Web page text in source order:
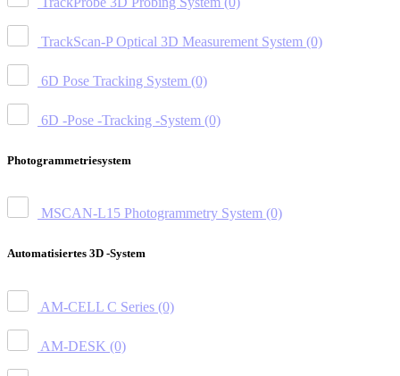
TrackScan-P Optical 3D Measurement System (0)
6D Pose Tracking System (0)
6D -Pose -Tracking -System (0)
Photogrammetriesystem
MSCAN-L15 Photogrammetry System (0)
Automatisiertes 3D -System
AM-CELL C Series (0)
AM-DESK (0)